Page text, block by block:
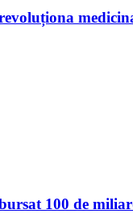
100 de